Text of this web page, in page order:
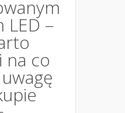
LED –
na co